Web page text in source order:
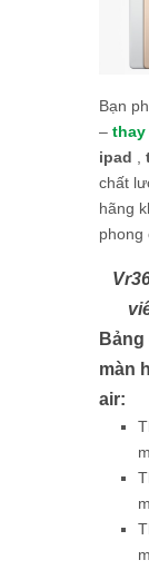
Bạn
– thay
ipad ,
chất
hãng
phong
màn
air: